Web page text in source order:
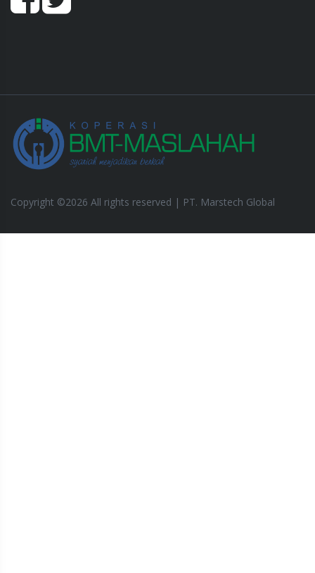
Copyright ©2026 All rights reserved | PT. Marstech Global